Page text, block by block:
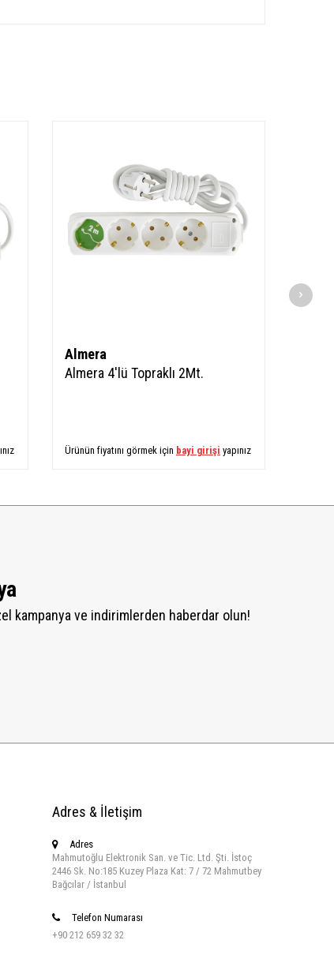
Almera
Almera 4'lü Topraklı 2Mt.
Ürünün fiyatını görmek için bayi girişi yapınız
kampanya ve indirimlerden haberdar olun!
Adres & İletişim
Adres
Mahmutoğlu Elektronik San. ve Tic. Ltd. Şti. İstoç
2446 Sk. No:185 Kuzey Plaza Kat: 7 / 72 Mahmutbey
Bağcılar / İstanbul
Telefon Numarası
+90 212 659 32 32